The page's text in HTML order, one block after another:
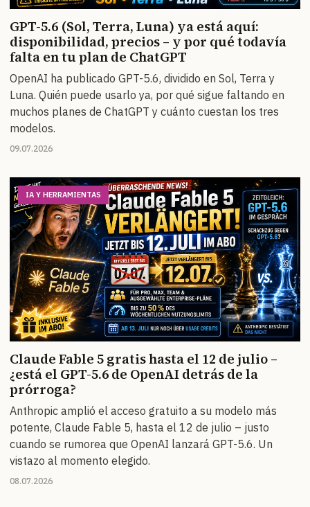
GPT-5.6 (Sol, Terra, Luna) ya está aquí:
disponibilidad, precios – y por qué todavía
falta en tu plan de ChatGPT
OpenAI ha publicado GPT-5.6, dividido en Sol, Terra y
Luna. Quién puede usarlo ya, por qué sigue faltando en
muchos planes de ChatGPT y cuánto cuestan los tres
modelos.
09.07.2026
IA Y HERRAMIENTAS
Claude Fable 5 gratis hasta el 12 de julio –
¿está el GPT-5.6 de OpenAI detrás de la
prórroga?
Anthropic amplió el acceso gratuito a su modelo más
potente, Claude Fable 5, hasta el 12 de julio – justo
cuando se rumorea que OpenAI lanzará GPT-5.6. Un
vistazo al momento elegido.
08.07.2026